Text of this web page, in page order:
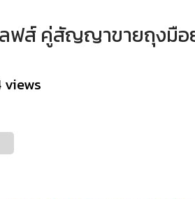
ลฟส์ คู่สัญญาขายถุงมือ
views